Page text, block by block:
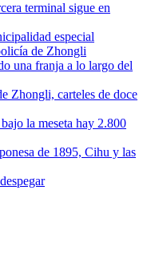
terminal sigue en
especial
de Zhongli
una franja a lo largo del
Zhongli, carteles de doce
la meseta hay 2.800
de 1895, Cihu y las